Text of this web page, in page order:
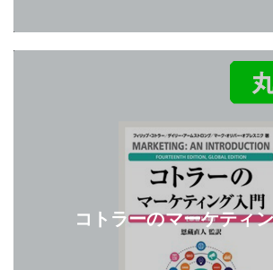
コトラーのマーケティ